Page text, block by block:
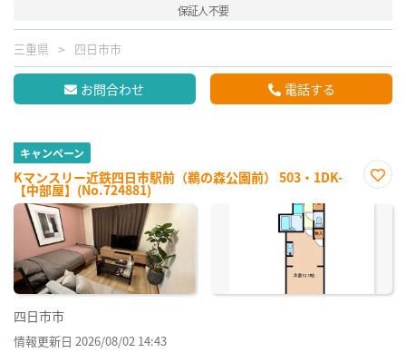
保証人不要
三重県 四日市市
お問合わせ 電話する
キャンペーン
Kマンスリー近鉄四日市駅前（鵜の森公園前） 503・1DK-
【中部屋】(No.724881)
に入
四日市市
情報更新日 2026/08/02 14:43